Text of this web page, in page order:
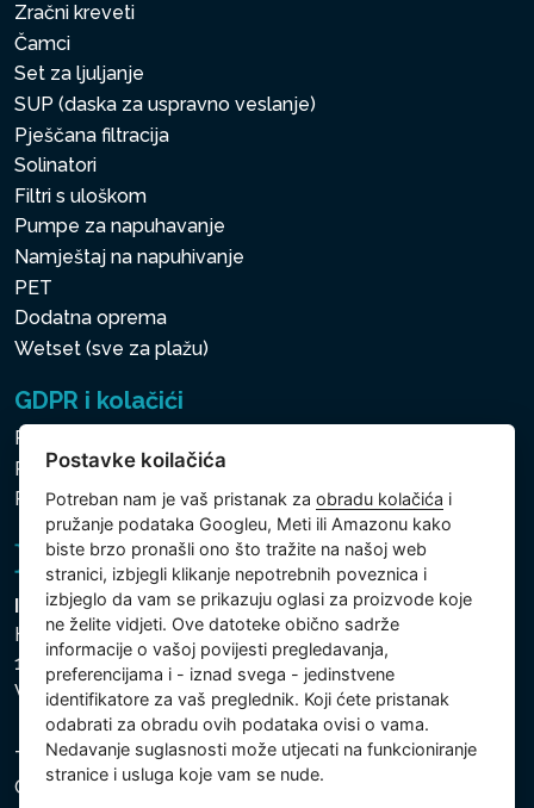
Zračni kreveti
Čamci
Set za ljuljanje
SUP (daska za uspravno veslanje)
Pješčana filtracija
Solinatori
Filtri s uloškom
Pumpe za napuhavanje
Namještaj na napuhivanje
PET
Dodatna oprema
Wetset (sve za plažu)
GDPR i kolačići
Pravila zaštite osobnih i drugih obrađivanih podataka
Politika kolačića
Postavke koilačića
Intex Trading, s.r.o.
Hradecká 2526/3
130 00 Praha 3
Vinohrady - Česká republika
Tvrtka je registrirana pri Općinskom sudu u Pragu, Odjel
C, uložak 74759. Identifikacijski broj tvrtke: 26150808,
Postavke koilačića
Potreban nam je vaš pristanak zaobradu kolačića i
pružanje podataka Googleu, Meti ili Amazonu kako
biste brzo pronašli ono što tražite na našoj web
stranici, izbjegli klikanje nepotrebnih poveznica i
izbjeglo da vam se prikazuju oglasi za proizvode koje
ne želite vidjeti. Ove datoteke obično sadrže
informacije o vašoj povijesti pregledavanja,
preferencijama i - iznad svega - jedinstvene
identifikatore za vaš preglednik. Koji ćete pristanak
odabrati za obradu ovih podataka ovisi o vama.
Nedavanje suglasnosti može utjecati na funkcioniranje
stranice i usluga koje vam se nude.